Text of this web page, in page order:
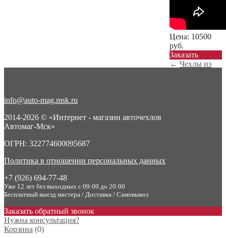
Цена: 10500
руб.
Заказать
← Чехлы из
info@auto-mag.msk.ru
2014-2026 © «Интернет - магазин авточехлов
Автомаг-Мск»
ОГРН: 322774600095687
Политика в отношении персональных данных
+7 (926) 694-77-48
Уже 12 лет без выходных с 09:00 до 20:00
Бесплатный выезд мастера / Доставка / Самовывоз
Заказать обратный звонок
Нужна консультация?
Корзина (0)